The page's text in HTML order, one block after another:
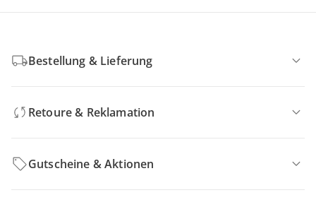
Bestellung & Lieferung
Retoure & Reklamation
Gutscheine & Aktionen